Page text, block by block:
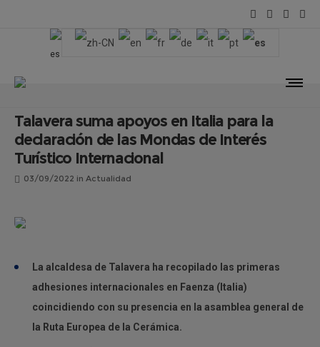
Talavera suma apoyos en Italia para la
declaración de las Mondas de Interés
Turístico Internacional
03/09/2022 in Actualidad
La alcaldesa de Talavera ha recopilado las primeras
adhesiones internacionales en Faenza (Italia)
coincidiendo con su presencia en la asamblea general de
la Ruta Europea de la Cerámica.